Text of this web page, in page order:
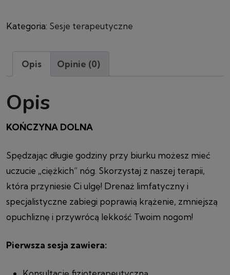
Kategoria: Sesje terapeutyczne
Opis Opinie (0)
Opis
KOŃCZYNA DOLNA
Spędzając długie godziny przy biurku możesz mieć
uczucie „ciężkich” nóg. Skorzystaj z naszej terapii,
która przyniesie Ci ulgę! Drenaż limfatyczny i
specjalistyczne zabiegi poprawią krążenie, zmniejszą
opuchliznę i przywrócą lekkość Twoim nogom!
Pierwsza sesja zawiera: